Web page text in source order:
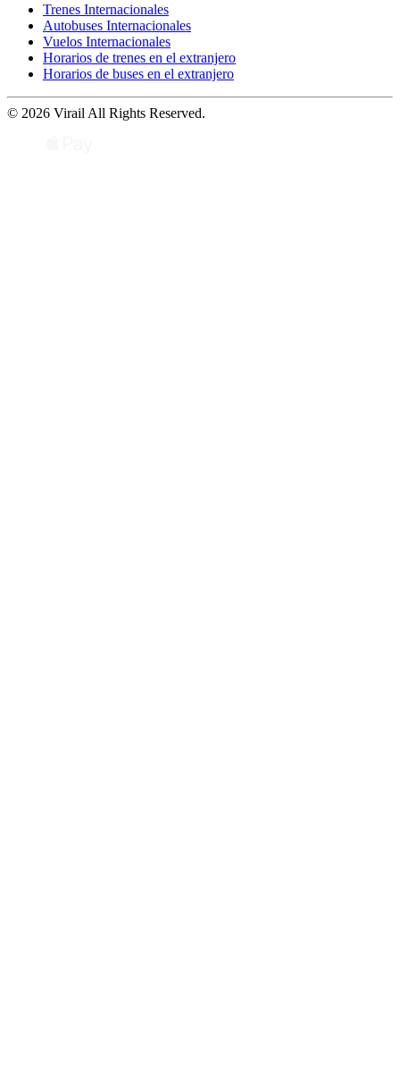
Trenes Internacionales
Autobuses Internacionales
Vuelos Internacionales
Horarios de trenes en el extranjero
Horarios de buses en el extranjero
© 2026 Virail All Rights Reserved.